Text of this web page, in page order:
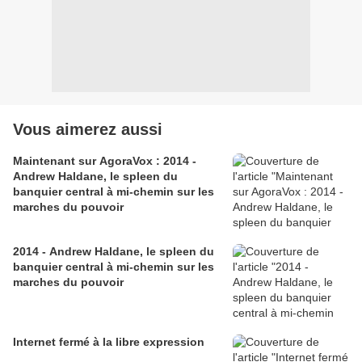
Vous aimerez aussi
Maintenant sur AgoraVox : 2014 -
Andrew Haldane, le spleen du
banquier central à mi-chemin sur les
marches du pouvoir
2014 - Andrew Haldane, le spleen du
banquier central à mi-chemin sur les
marches du pouvoir
Internet fermé à la libre expression